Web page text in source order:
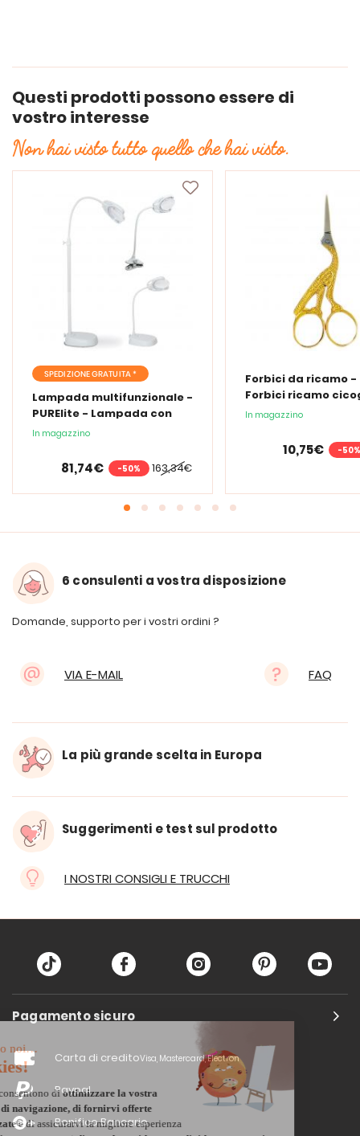
Questi prodotti possono essere di
vostro interesse
Non hai visto tutto quello che hai visto.
SPEDIZIONE GRATUITA *
Lampada multifunzionale -
PURElite - Lampada con
lente d'ingrandimento
In magazzino
163,34€
81,74€ -50%
Forbici da ricamo -
Forbici ricamo
In magazzino
10,75€ -50%
6 consulenti a vostra disposizione
Domande, supporto per i vostri ordini ?
VIA E-MAIL FAQ
La più grande scelta in Europa
Suggerimenti e test sul prodotto
I NOSTRI CONSIGLI E TRUCCHI
Pagamento sicuro
Carta di creditoVisa, Mastercard, Electron
Paypal
Bonifico Bancario